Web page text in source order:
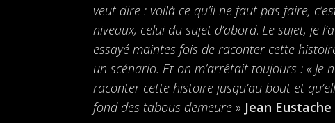
veut dire : voilà ce qu’il ne faut pas faire,
niveaux, celui du sujet d’abord. Le sujet, je
essayé maintes fois de raconter cette
un scénario. Et on m’arrêtait toujours : « Je
raconter cette histoire jusqu’au bout et
fond des tabous demeure» Jean Eustache